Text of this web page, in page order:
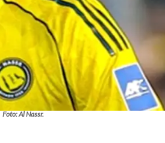
Foto: Al Nassr.